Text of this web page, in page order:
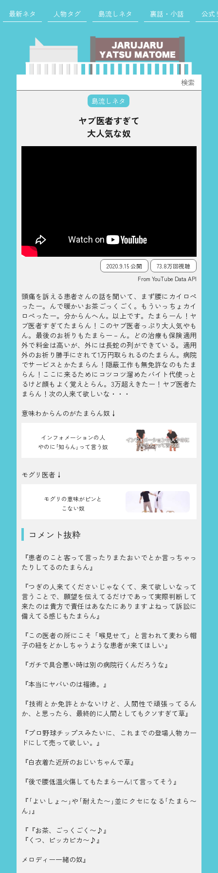
最新ネタ 人物タグ 島流しネタ 裏話・小話 公式
索:
島流しネタ
ヤブ医者すぎて
大人気な奴
2020.9.15 公開
73.8万回視聴
From YouTube Data API
頭痛を訴える患者さんの話を聞いて、まず腰にカイロぺ
ったー。んで暖かいお茶ごっくごく。もういっちょカイ
ロぺったー。分からんへん。以上です。たまらーん！ヤ
ブ医者すぎてたまらん！このヤブ医者っぷり大人気やも
ん。最後のお祈りもたまらー－ん。どの治療も保険適用
外で料金は高いが、外には長蛇の列ができている。適用
外のお祈り勝手にされて1万円取られるのたまらん。病院
でサービスとかたまらん！隠蔽工作も無免許なのもたま
らん！ここに来るためにコツコツ溜めたバイト代使っと
るけど顔もよく覚えとらん。3万超えきたー！ヤブ医者た
まらん！次の人来て欲しいな・・・
意味わからんのがたまらん奴↓
インフォメーションの人
やのに｢知らん｣って言う奴
モグリ医者↓
モグリの意味がピンと
こない奴
コメント抜粋
『患者のこと客って言ったりまたおいでとか言っちゃっ
たりしてるのたまらん』
『つぎの人来てくださいじゃなくて、来て欲しいなって
言うことで、願望を伝えてるだけであって実際判断して
来たのは貴方で責任はあなたにありますよねって訴訟に
備えてる感じもたまらん』
『この医者の所にこそ「喉見せて」と言われて麦わら帽
子の紐をどかしちゃうような患者が来てほしい』
『ガチで具合悪い時は別の病院行くんだろうな』
『本当にヤバいのは福徳。』
『技術とか免許とかないけど、人間性で頑張ってるん
か、と思ったら、最終的に人間としてもクソすぎて草』
『プロ野球チップスみたいに、これまでの登場人物カー
ドにして売って欲しい。』
『白衣着た近所のおじいちゃんで草』
『後で腰低温火傷してもたまらーん!て言ってそう』
『｢よいしょ〜｣や｢耐えた〜｣並にクセになる｢たまら〜
ん｣』
『『お茶、ごっくごく〜♪』
『くつ、ピッカピカ〜♪』
メロディー一緒の奴』